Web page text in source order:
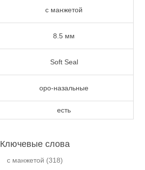
с манжетой
8.5 мм
Soft Seal
оро-назальные
есть
Ключевые слова
с манжетой (318)